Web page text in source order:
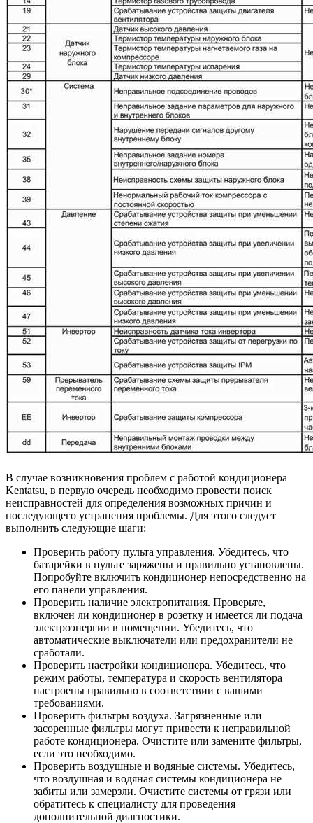
В случае возникновения проблем с работой кондиционера
Kentatsu, в первую очередь необходимо провести поиск
неисправностей для определения возможных причин и
последующего устранения проблемы. Для этого следует
выполнить следующие шаги:
Проверить работу пульта управления. Убедитесь, что
батарейки в пульте заряжены и правильно установлены.
Попробуйте включить кондиционер непосредственно на
его панели управления.
Проверить наличие электропитания. Проверьте,
включен ли кондиционер в розетку и имеется ли подача
электроэнергии в помещении. Убедитесь, что
автоматические выключатели или предохранители не
сработали.
Проверить настройки кондиционера. Убедитесь, что
режим работы, температура и скорость вентилятора
настроены правильно в соответствии с вашими
требованиями.
Проверить фильтры воздуха. Загрязненные или
засоренные фильтры могут привести к неправильной
работе кондиционера. Очистите или замените фильтры,
если это необходимо.
Проверить воздушные и водяные системы. Убедитесь,
что воздушная и водяная системы кондиционера не
забиты или замерзли. Очистите системы от грязи или
обратитесь к специалисту для проведения
дополнительной диагностики.